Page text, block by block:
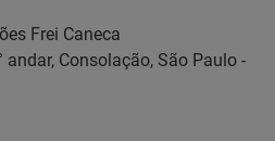
Frei Caneca
andar, Consolação, São Paulo -